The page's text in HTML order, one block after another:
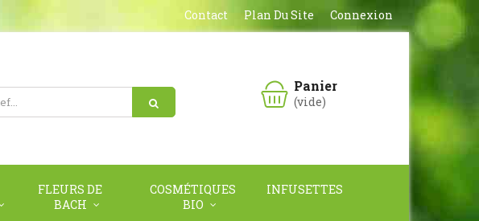
Connexion
Contact Plan Du Site
Panier
(vide)
FLEURS DE
BACH
COSMÉTIQUES
BIO
INFUSETTES